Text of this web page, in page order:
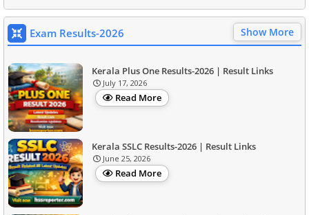
Exam Results-2026 Show More
Kerala Plus One Results-2026 | Result Links
July 17, 2026
Read More
Kerala SSLC Results-2026 | Result Links
June 25, 2026
Read More